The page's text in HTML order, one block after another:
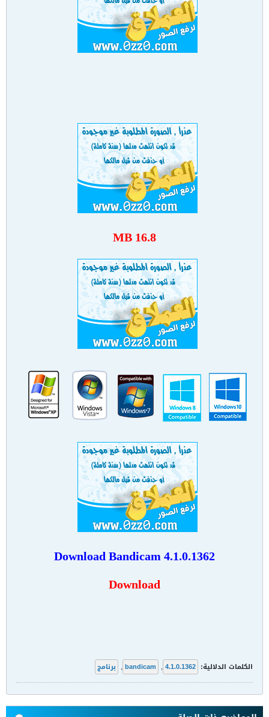
16.8 MB
Download Bandicam 4.1.0.1362
Download
الكلمات الدلالية: 4.1.0.1362
,
bandicam
, برنامج